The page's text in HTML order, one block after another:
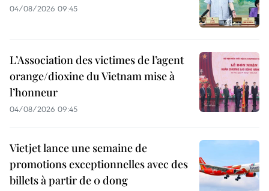
04/08/2026 09:45
L’Association des victimes de l’agent
orange/dioxine du Vietnam mise à
l’honneur
04/08/2026 09:45
Vietjet lance une semaine de
promotions exceptionnelles avec des
billets à partir de 0 dong